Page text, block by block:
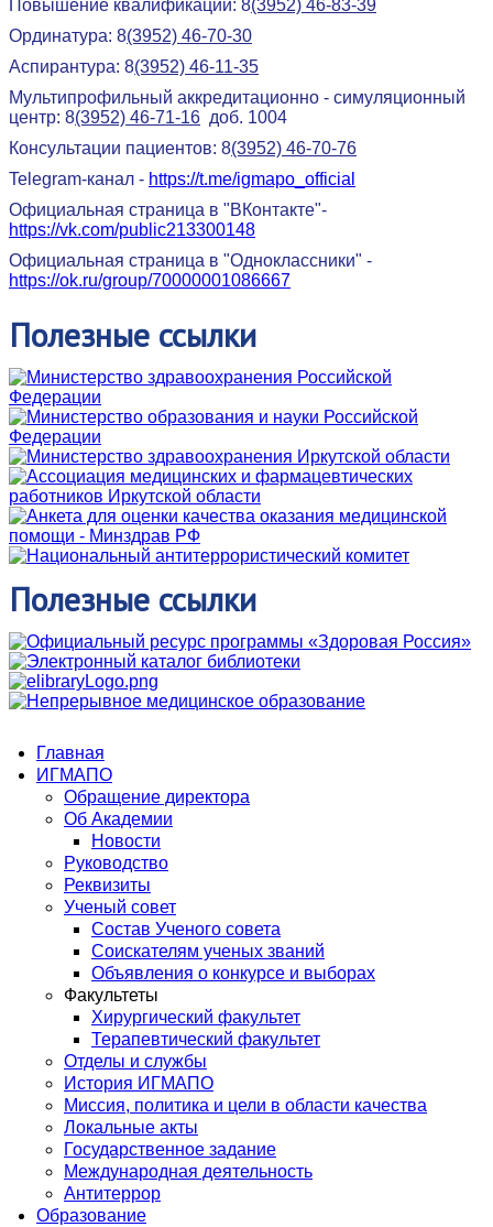
Повышение квалификации: 8(3952) 46-83-39
Ординатура: 8(3952) 46-70-30
Аспирантура: 8(3952) 46-11-35
Мультипрофильный аккредитационно - симуляционный
центр: 8(3952) 46-71-16 доб. 1004
Консультации пациентов: 8(3952) 46-70-76
Telegram-канал - https://t.me/igmapo_official
Официальная страница в "ВКонтакте"-
https://vk.com/public213300148
Официальная страница в "Одноклассники" -
https://ok.ru/group/70000001086667
Полезные ссылки
Полезные ссылки
Главная
ИГМАПО
Обращение директора
Об Академии
Новости
Руководство
Реквизиты
Ученый совет
Состав Ученого совета
Соискателям ученых званий
Объявления о конкурсе и выборах
Факультеты
Хирургический факультет
Терапевтический факультет
Отделы и службы
История ИГМАПО
Миссия, политика и цели в области качества
Локальные акты
Государственное задание
Международная деятельность
Антитеррор
Образование